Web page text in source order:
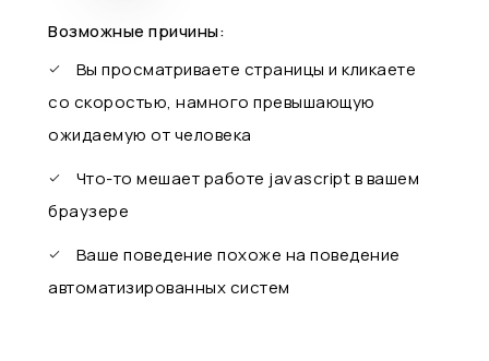
Возможные причины:
Вы просматриваете страницы и кликаете
со скоростью, намного превышающую
ожидаемую от человека
Что-то мешает работе javascript в вашем
браузере
Ваше поведение похоже на поведение
автоматизированных систем